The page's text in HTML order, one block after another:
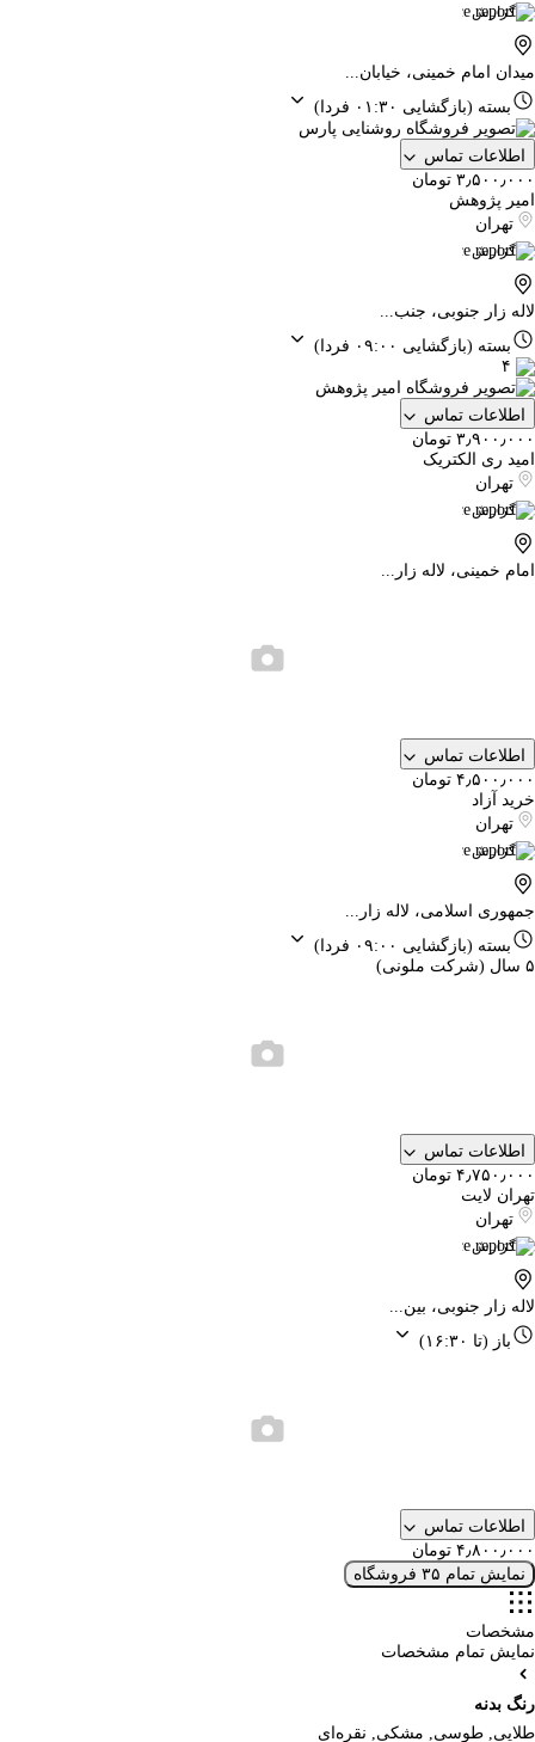
گزارش
میدان امام خمینی، خیابان...
بسته (بازگشایی ۰۱:۳۰ فردا)
اطلاعات تماس
۳٫۵۰۰٫۰۰۰ تومان
امیر پژوهش
تهران
گزارش
لاله زار جنوبی، جنب...
بسته (بازگشایی ۰۹:۰۰ فردا)
۴
اطلاعات تماس
۳٫۹۰۰٫۰۰۰ تومان
امید ری الکتریک
تهران
گزارش
امام خمینی، لاله زار...
اطلاعات تماس
۴٫۵۰۰٫۰۰۰ تومان
خرید آزاد
تهران
گزارش
جمهوری اسلامی، لاله زار...
بسته (بازگشایی ۰۹:۰۰ فردا)
۵ سال (شرکت ملونی)
اطلاعات تماس
۴٫۷۵۰٫۰۰۰ تومان
تهران لایت
تهران
گزارش
لاله زار جنوبی، بین...
باز (تا ۱۶:۳۰)
اطلاعات تماس
۴٫۸۰۰٫۰۰۰ تومان
نمایش تمام ۳۵ فروشگاه
مشخصات
نمایش تمام مشخصات
رنگ بدنه
طلایی, طوسی, مشکی, نقره‌ای